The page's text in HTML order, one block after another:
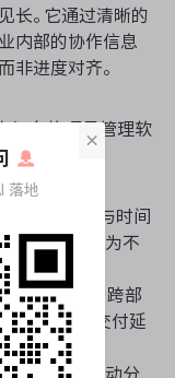
长。它通过清晰的
内部的协作信息
非进度对齐。
在知名的项目管理软
下三点：
看板、甘特图与时间
即时转换，为不
务依赖关系与跨部
阻塞导致的交付延
构建器，可自动分
×
落地